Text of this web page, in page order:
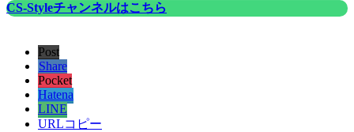
CS-Styleチャンネルはこちら
Post
Share
Pocket
Hatena
LINE
URLコピー